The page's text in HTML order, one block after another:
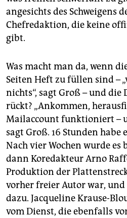
angesichts des Schweigens
Chefredaktion, die keine
gibt.
Was macht man da, wenn
Seiten Heft zu füllen sind –
nichts“, sagt Groß – und
rückt? „Ankommen,
Mailaccount funktioniert –
sagt Groß. 16 Stunden
Nach vier Wochen wurde es
dann Koredakteur Arno
Produktion der
vorher freier Autor war,
dazu. Jacqueline Krause-
vom Dienst, die ebenfalls